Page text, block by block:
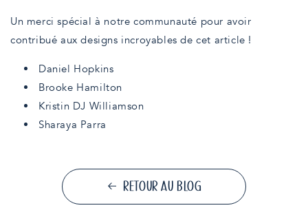
Un merci spécial à notre communauté pour avoir
contribué aux designs incroyables de cet article !
Daniel Hopkins
Brooke Hamilton
Kristin DJ Williamson
Sharaya Parra
RETOUR AU BLOG